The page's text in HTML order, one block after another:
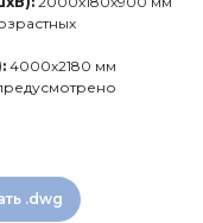
4000х2180 мм
.dwg